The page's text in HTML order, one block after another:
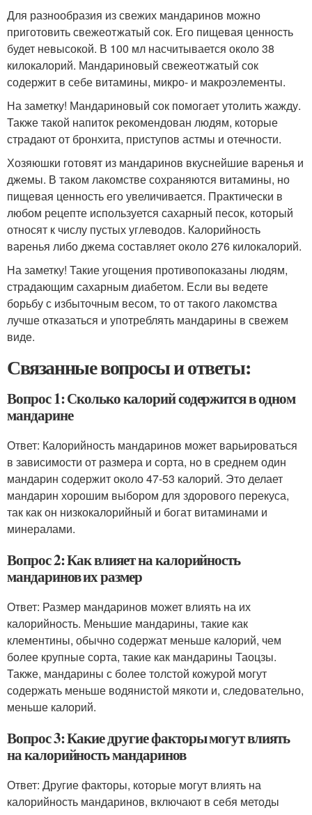
Для разнообразия из свежих мандаринов можно
приготовить свежеотжатый сок. Его пищевая ценность
будет невысокой. В 100 мл насчитывается около 38
килокалорий. Мандариновый свежеотжатый сок
содержит в себе витамины, микро- и макроэлементы.
На заметку! Мандариновый сок помогает утолить жажду.
Также такой напиток рекомендован людям, которые
страдают от бронхита, приступов астмы и отечности.
Хозяюшки готовят из мандаринов вкуснейшие варенья и
джемы. В таком лакомстве сохраняются витамины, но
пищевая ценность его увеличивается. Практически в
любом рецепте используется сахарный песок, который
относят к числу пустых углеводов. Калорийность
варенья либо джема составляет около 276 килокалорий.
На заметку! Такие угощения противопоказаны людям,
страдающим сахарным диабетом. Если вы ведете
борьбу с избыточным весом, то от такого лакомства
лучше отказаться и употреблять мандарины в свежем
виде.
Связанные вопросы и ответы:
Вопрос 1: Сколько калорий содержится в одном
мандарине
Ответ: Калорийность мандаринов может варьироваться
в зависимости от размера и сорта, но в среднем один
мандарин содержит около 47-53 калорий. Это делает
мандарин хорошим выбором для здорового перекуса,
так как он низкокалорийный и богат витаминами и
минералами.
Вопрос 2: Как влияет на калорийность
мандаринов их размер
Ответ: Размер мандаринов может влиять на их
калорийность. Меньшие мандарины, такие как
клементины, обычно содержат меньше калорий, чем
более крупные сорта, такие как мандарины Таоцзы.
Также, мандарины с более толстой кожурой могут
содержать меньше водянистой мякоти и, следовательно,
меньше калорий.
Вопрос 3: Какие другие факторы могут влиять
на калорийность мандаринов
Ответ: Другие факторы, которые могут влиять на
калорийность мандаринов, включают в себя методы